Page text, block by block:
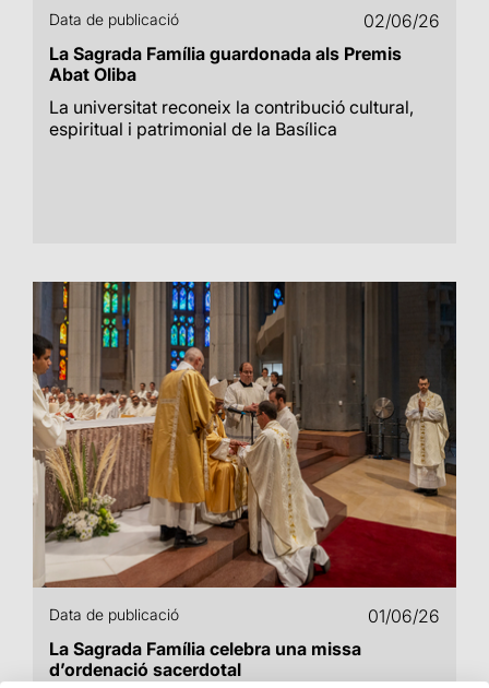
Data de publicació
02/06/26
La Sagrada Família guardonada als Premis
Abat Oliba
La universitat reconeix la contribució cultural,
espiritual i patrimonial de la Basílica
Data de publicació
01/06/26
La Sagrada Família celebra una missa
d’ordenació sacerdotal